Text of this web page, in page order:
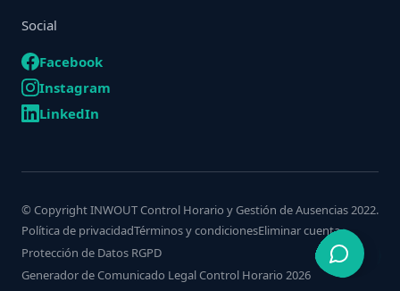
Social
Facebook
Instagram
LinkedIn
© Copyright INWOUT Control Horario y Gestión de Ausencias 2022.
Política de privacidadTérminos y condicionesEliminar cuenta
Protección de Datos RGPD
Generador de Comunicado Legal Control Horario 2026